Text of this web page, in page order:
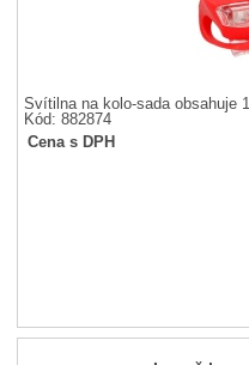
Svítilna na kolo-sada obsahuje
Kód: 882874
Cena s DPH